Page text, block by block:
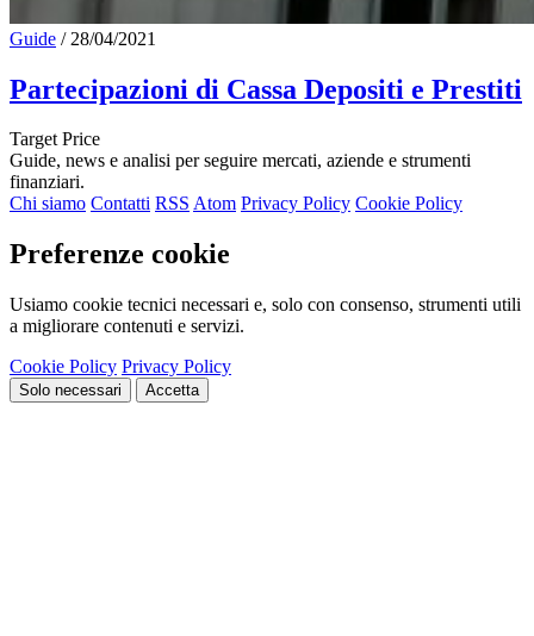
Guide / 28/04/2021
Partecipazioni di Cassa Depositi e Prestiti
Target Price
Guide, news e analisi per seguire mercati, aziende e strumenti
finanziari.
Chi siamo Contatti RSS Atom Privacy Policy Cookie Policy
Preferenze cookie
Usiamo cookie tecnici necessari e, solo con consenso, strumenti utili
a migliorare contenuti e servizi.
Cookie Policy Privacy Policy
Solo necessari Accetta